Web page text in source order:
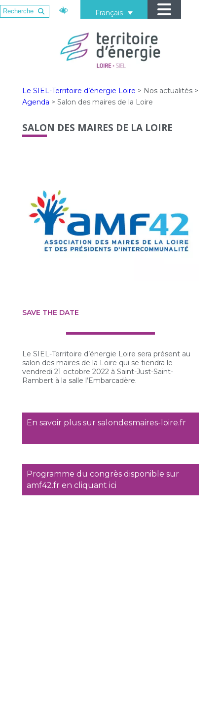
Français
Le SIEL-Territoire d’énergie Loire > Nos actualités>
Agenda > Salon des maires de la Loire
SALON DES MAIRES DE LA LOIRE
SAVE THE DATE
Le SIEL-Territoire d’énergie Loire sera présent au
salon des maires de la Loire qui se tiendra le
vendredi 21 octobre 2022 à Saint-Just-Saint-
Rambert à la salle l’Embarcadère.
En savoir plus sur salondesmaires-loire.fr
Programme du congrès disponible sur
amf42.fr en cliquant ici